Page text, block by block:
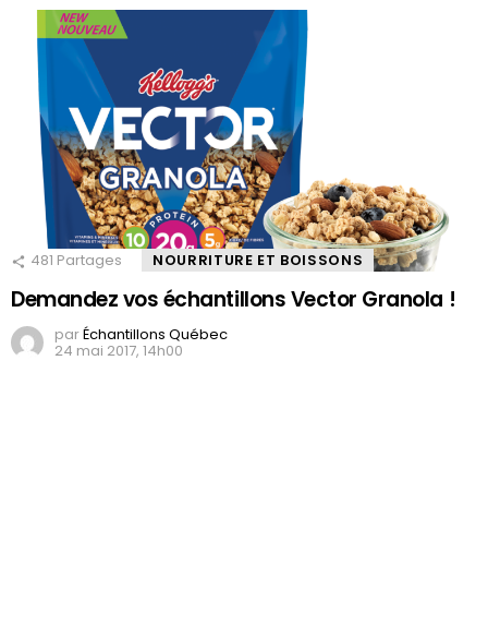
481 Partages NOURRITURE ET BOISSONS
Demandez vos échantillons Vector Granola !
parÉchantillons Québec
24 mai 2017, 14h00